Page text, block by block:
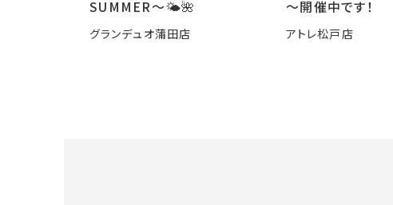
SUMMER〜🌤️🌺
グランデュオ蒲田店
～開催中です！
アトレ松戸店